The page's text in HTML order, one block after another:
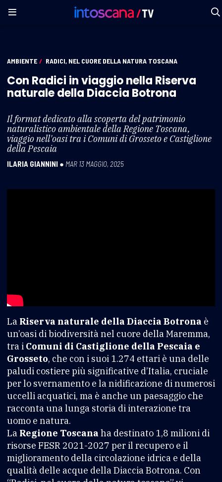
AMBIENTE / RADICI, NEL CUORE DELLA NATURA TOSCANA
Con Radici in viaggio nella Riserva
naturale della Diaccia Botrona
Il format dedicato alla scoperta del patrimonio
naturalistico ambientale della Regione Toscana,
viaggio nell'oasi tra i Comuni di Grosseto e Castiglione
della Pescaia
ILARIA GIANNINI ● MAR 13 MAGGIO, 2025
La Riserva naturale della Diaccia Botrona è
un’oasi di biodiversità nel cuore della Maremma,
tra i Comuni di Castiglione della Pescaia e
Grosseto, che con i suoi 1.274 ettari è una delle
paludi costiere più significative d’Italia, cruciale
per lo svernamento e la nidificazione di numerosi
uccelli acquatici, ma è anche un paesaggio che
racconta una lunga storia di interazione tra
uomo e natura.
La Regione Toscana ha destinato 1,8 milioni di
risorse FESR 2021-2027 per il recupero e il
miglioramento della circolazione idrica e della
qualità delle acque della Diaccia Botrona. Con